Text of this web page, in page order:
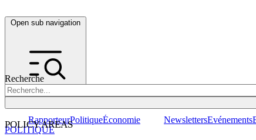
Open sub navigation
Recherche
POLICY AREAS
RapporteurPolitiqueÉconomie NewslettersEvénements
POLITIQUE